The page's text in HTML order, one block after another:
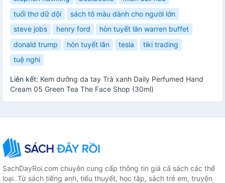
tuổi thơ dữ dội
sách tô màu dành cho người lớn
steve jobs
henry ford
hòn tuyết lăn warren buffet
donald trump
hòn tuyết lăn tesla
tiki trading
tuệ nghi
Liên kết: Kem dưỡng da tay Trà xanh Daily Perfumed Hand
Cream 05 Green Tea The Face Shop (30ml)
SachDayRoi.com chuyên cung cấp thông tin giá cả sách các thể
loại. Từ sách tiếng anh, tiểu thuyết, học tập, sách trẻ em, truyện